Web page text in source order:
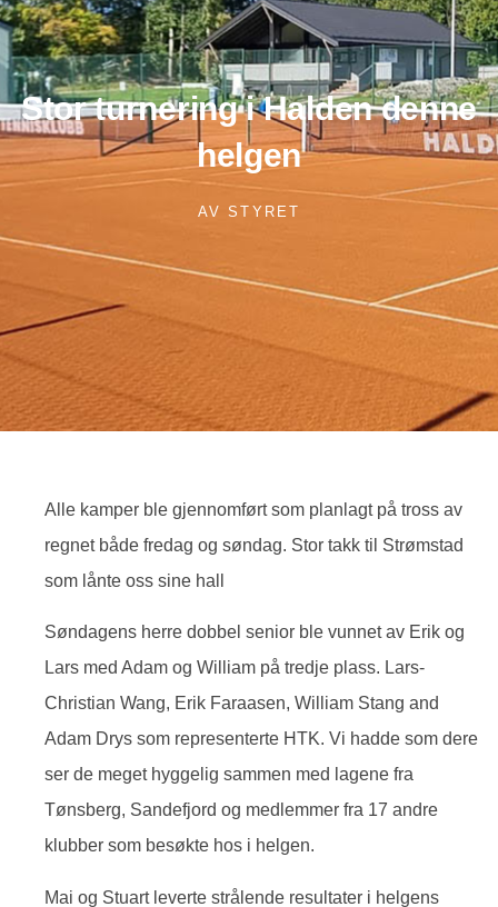
Stor turnering i Halden denne
helgen
AV STYRET
Alle kamper ble gjennomført som planlagt på tross av
regnet både fredag og søndag. Stor takk til Strømstad
som lånte oss sine hall
Søndagens herre dobbel senior ble vunnet av Erik og
Lars med Adam og William på tredje plass. Lars-
Christian Wang, Erik Faraasen, William Stang and
Adam Drys som representerte HTK. Vi hadde som dere
ser de meget hyggelig sammen med lagene fra
Tønsberg, Sandefjord og medlemmer fra 17 andre
klubber som besøkte hos i helgen.
Mai og Stuart leverte strålende resultater i helgens